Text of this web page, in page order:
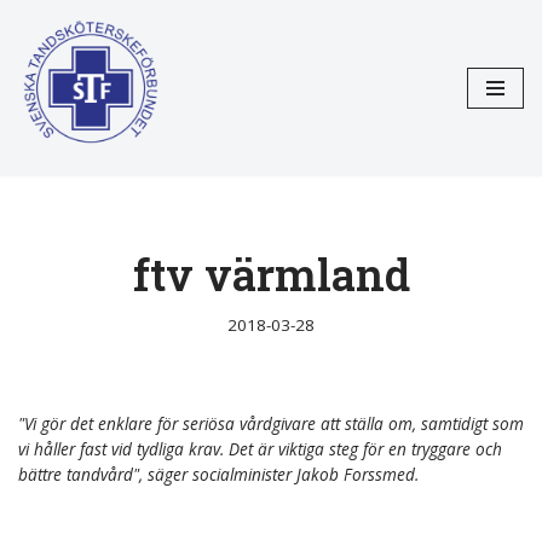
Hoppa
till
innehåll
ftv värmland
2018-03-28
"Vi gör det enklare för seriösa vårdgivare att ställa om, samtidigt som
vi håller fast vid tydliga krav. Det är viktiga steg för en tryggare och
bättre tandvård", säger socialminister Jakob Forssmed.